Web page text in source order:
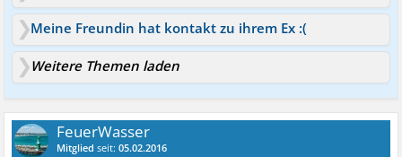
Meine Freundin hat kontakt zu ihrem Ex :(
Weitere Themen laden
FeuerWasser
Mitglied seit:05.02.2016